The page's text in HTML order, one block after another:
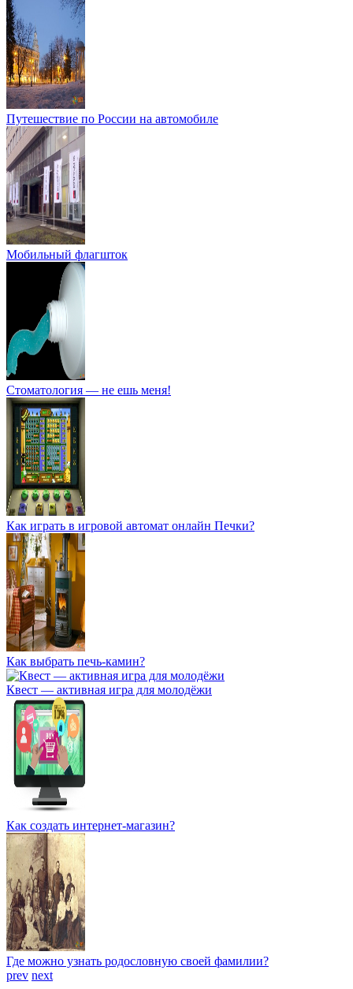
Путешествие по России на автомобиле
Мобильный флагшток
Стоматология — не ешь меня!
Как играть в игровой автомат онлайн Печки?
Как выбрать печь-камин?
Квест — активная игра для молодёжи
Как создать интернет-магазин?
Где можно узнать родословную своей фамилии?
prev next